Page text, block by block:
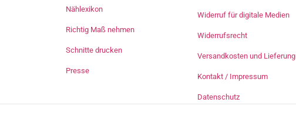
Nählexikon
Richtig Maß nehmen
Schnitte drucken
Presse
Widerruf für digitale Medien
Widerrufsrecht
Versandkosten und Lieferung
Kontakt / Impressum
Datenschutz